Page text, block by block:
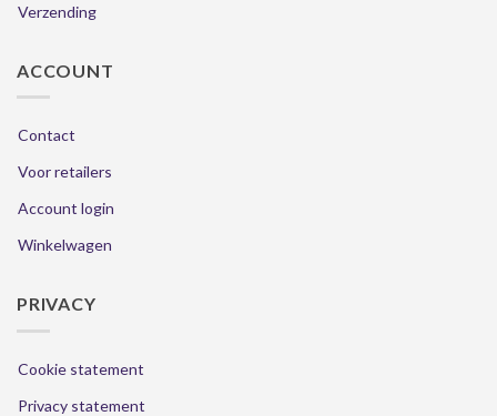
Verzending
ACCOUNT
Contact
Voor retailers
Account login
Winkelwagen
PRIVACY
Cookie statement
Privacy statement